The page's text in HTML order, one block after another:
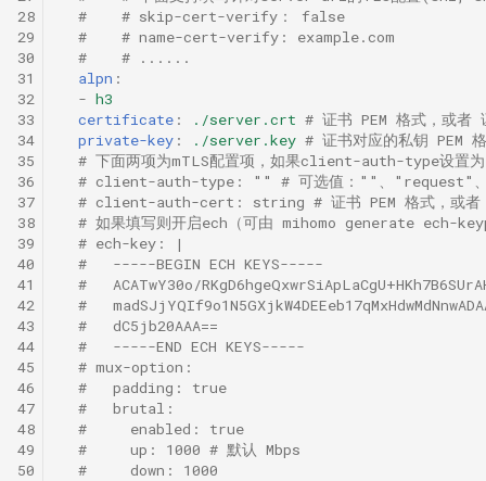
VLESS
Trojan
AnyTLS
Mieru
Sudoku
Hysteria
Hysteria2
TUIC
ShadowQUIC
28
29
30
31
32
33
34
35
36
37
38
39
40
41
42
43
44
45
46
47
48
49
50
#    # skip-cert-verify： false
#    # name-cert-verify: example.com
#    # ......
alpn :
- h3
certificate : ./server.crt # 证书 PEM 格式，或者
private-key : ./server.key # 证书对应的私钥 PEM
# 下面两项为mTLS配置项，如果client-auth-
# client-auth-type: "" # 可选值：""、
# client-auth-cert: string # 证书 PEM 格式，或者
# 如果填写则开启ech（可由 mihomo generate ech-
# ech-key: |
#   -----BEGIN ECH KEYS-----
#   ACATwY30o/
#
#   dC5jb20AAA==
#   -----END ECH KEYS-----
# mux-option:
#   padding: true
#   brutal:
#     enabled: true
#     up: 1000 # 默认 Mbps
#     down: 1000